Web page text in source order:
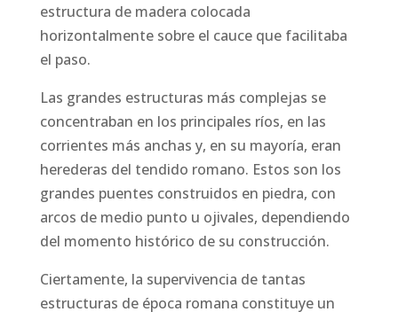
estructura de madera colocada
horizontalmente sobre el cauce que facilitaba
el paso.
Las grandes estructuras más complejas se
concentraban en los principales ríos, en las
corrientes más anchas y, en su mayoría, eran
herederas del tendido romano. Estos son los
grandes puentes construidos en piedra, con
arcos de medio punto u ojivales, dependiendo
del momento histórico de su construcción.
Ciertamente, la supervivencia de tantas
estructuras de época romana constituye un